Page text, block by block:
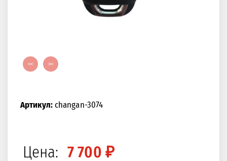
<< >>
Артикул:changan-3074
Цена: 7 700 ₽